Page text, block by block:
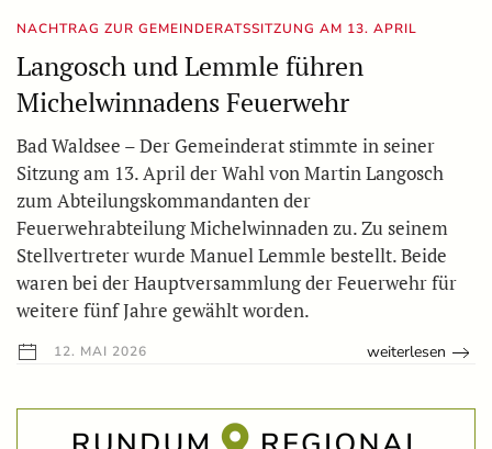
NACHTRAG ZUR GEMEINDERATSSITZUNG AM 13. APRIL
Langosch und Lemmle führen
Michelwinnadens Feuerwehr
Bad Waldsee – Der Gemeinderat stimmte in seiner
Sitzung am 13. April der Wahl von Martin Langosch
zum Abteilungskommandanten der
Feuerwehrabteilung Michelwinnaden zu. Zu seinem
Stellvertreter wurde Manuel Lemmle bestellt. Beide
waren bei der Hauptversammlung der Feuerwehr für
weitere fünf Jahre gewählt worden.
12. MAI 2026 weiterlesen